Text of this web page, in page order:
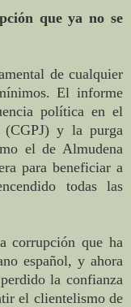
que ya no se
de cualquier
El informe
política en el
(CGPJ) y la purga
el de Almudena
para beneficiar a
todas las
corrupción que ha
español, y ahora
la confianza
el clientelismo de